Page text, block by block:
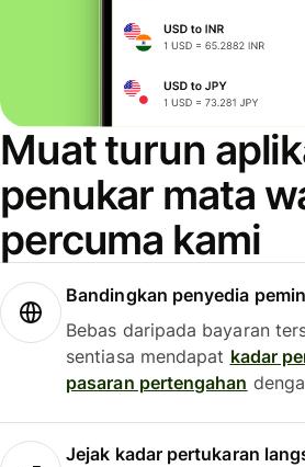
Muat turun
penukar mata
percuma kami
Bandingkan penyedia
Bebas daripada bayaran
sentiasa mendapat kadar
pasaran pertengahan
Jejak kadar pertukaran